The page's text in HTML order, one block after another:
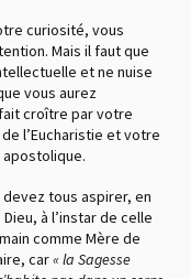
curiosité, vous
Mais il faut que
et ne nuise
vous aurez
croître par votre
l’Eucharistie et votre
apostolique.
tous aspirer, en
à l’instar de celle
comme Mère de
car« la Sagesse